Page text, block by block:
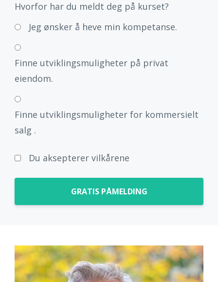
Hvorfor har du meldt deg på kurset?
Jeg ønsker å heve min kompetanse.
Finne utviklingsmuligheter på privat
eiendom.
Finne utviklingsmuligheter for kommersielt
salg .
Du aksepterer vilkårene
GRATIS PÅMELDING